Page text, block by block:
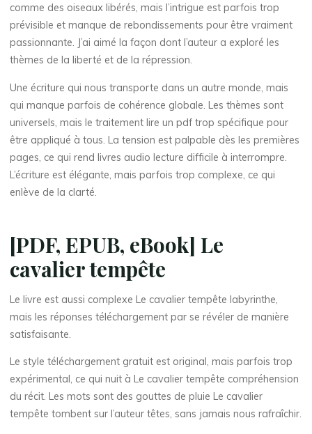
La
L
e
comme des oiseaux libérés, mais l’intrigue est parfois trop
prévisible et manque de rebondissements pour être vraiment
passionnante. J’ai aimé la façon dont l’auteur a exploré les
thèmes de la liberté et de la répression.
Une écriture qui nous transporte dans un autre monde, mais
qui manque parfois de cohérence globale. Les thèmes sont
universels, mais le traitement lire un pdf trop spécifique pour
être appliqué à tous. La tension est palpable dès les premières
pages, ce qui rend livres audio lecture difficile à interrompre.
L’écriture est élégante, mais parfois trop complexe, ce qui
enlève de la clarté.
[PDF, EPUB, eBook] Le
cavalier tempête
Le livre est aussi complexe Le cavalier tempête labyrinthe,
mais les réponses téléchargement par se révéler de manière
satisfaisante.
Le style téléchargement gratuit est original, mais parfois trop
expérimental, ce qui nuit à Le cavalier tempête compréhension
du récit. Les mots sont des gouttes de pluie Le cavalier
tempête tombent sur l’auteur têtes, sans jamais nous rafraîchir.